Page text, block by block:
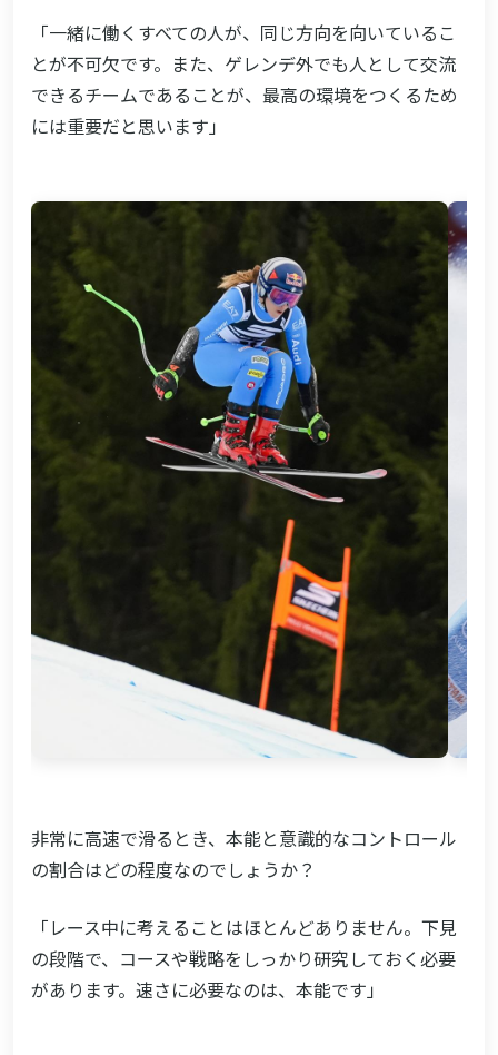
「一緒に働くすべての人が、同じ方向を向いているこ
とが不可欠です。また、ゲレンデ外でも人として交流
できるチームであることが、最高の環境をつくるため
には重要だと思います」
非常に高速で滑るとき、本能と意識的なコントロール
の割合はどの程度なのでしょうか？
「レース中に考えることはほとんどありません。下見
の段階で、コースや戦略をしっかり研究しておく必要
があります。速さに必要なのは、本能です」